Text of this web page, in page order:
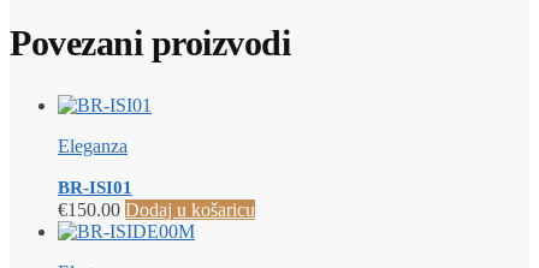
Povezani proizvodi
Eleganza
BR-ISI01
€150.00 Dodaj u košaricu